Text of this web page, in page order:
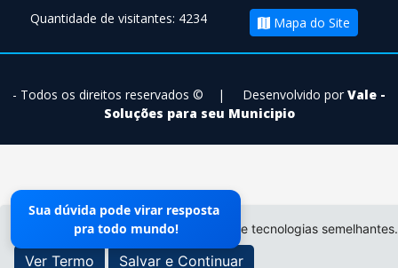
O site da Prefeitura não utiliza cookies e tecnologias semelhantes.
Ver Termo Salvar e Continuar
Quantidade de visitantes: 4234 Mapa do Site
- Todos os direitos reservados © | Desenvolvido por Vale -
Soluções para seu Municipio
Sua dúvida pode virar resposta
pra todo mundo!